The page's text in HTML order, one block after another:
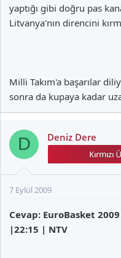
yaptığı gibi doğru pas
Litvanya'nın direncini
Milli Takım'a başarılar
sonra da kupaya kadar
D Deniz Dere
7 Eylül 2009
Cevap: EuroBasket
|22:15 | NTV